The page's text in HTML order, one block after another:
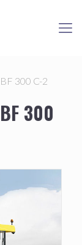
300 C-2
300